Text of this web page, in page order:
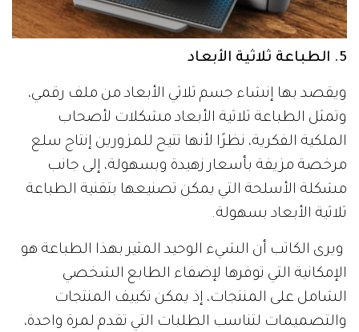
5. الطباعة ثلاثية الأبعاد
ويقصد بها إنشاء جسم ثلاثي الأبعاد من ملف رقمي،
وتمثل الطباعة ثلاثية الأبعاد مشكلات لأصحاب
الملكية الفكرية، نظرًا لأنها تتيح للمزورين إنتاج سلع
مرخصة مزيفة بأسعار زهيدة وبسهولة، إلى جانب
مشكلة الأسلحة التي يمكن تصنيعها بتقنية الطباعة
ثلاثية الأبعاد بسهولة.
ويرى الكاتب أن الشيء الوحيد المثير بهذا الطباعة هو
الإمكانية التي توفرها لإضفاء الطابع الشخصي
الشامل على المنتجات، إذ يمكن تكييف المنتجات
والتصميمات لتناسب الطلبات التي تقدم لمرة واحدة،